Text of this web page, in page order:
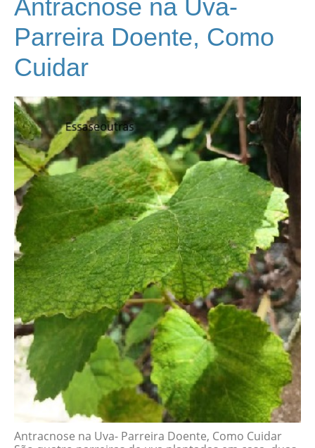
Antracnose na Uva-
Parreira Doente, Como
Cuidar
Antracnose na Uva- Parreira Doente, Como Cuidar